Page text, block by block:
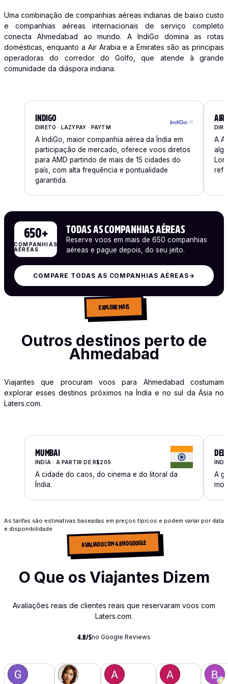
Uma combinação de companhias aéreas indianas de baixo custo
e companhias aéreas internacionais de serviço completo
conecta Ahmedabad ao mundo. A IndiGo domina as rotas
domésticas, enquanto a Air Arabia e a Emirates são as principais
operadoras do corredor do Golfo, que atende à grande
comunidade da diáspora indiana.
INDIGO
DIRETO · LAZYPAY · PAYTM
A IndiGo, maior companhia aérea da Índia em
participação de mercado, oferece voos diretos
para AMD partindo de mais de 15 cidades do
país, com alta frequência e pontualidade
garantida.
AIR
A
650+
COMPANHIAS
AÉREAS
TODAS AS COMPANHIAS AÉREAS
Reserve voos em mais de 650 companhias
aéreas e pague depois, do seu jeito.
COMPARE TODAS AS COMPANHIAS AÉREAS→
EXPLORE MAIS
Outros destinos perto de
Ahmedabad
Viajantes que procuram voos para Ahmedabad costumam
explorar esses destinos próximos na Índia e no sul da Ásia no
Laters.com.
MUMBAI
ÍNDIA · A PARTIR DE R$205
A cidade do caos, do cinema e do litoral da
Índia.
A
As tarifas são estimativas baseadas em preços típicos e podem variar por data
e disponibilidade.
AVALIADO COM 4.8 NO GOOGLE
O Que os Viajantes Dizem
Avaliações reais de clientes reais que reservaram voos com
Laters.com.
4.8/5no Google Reviews